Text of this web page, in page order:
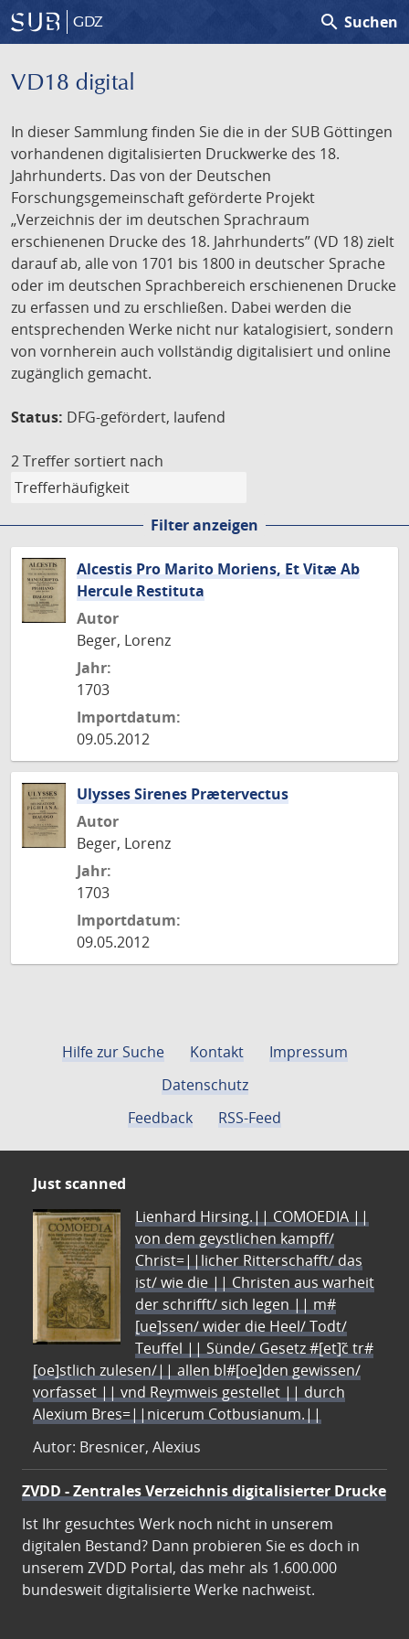
GDZ search Suchen
VD18 digital
In dieser Sammlung finden Sie die in der SUB Göttingen
vorhandenen digitalisierten Druckwerke des 18.
Jahrhunderts. Das von der Deutschen
Forschungsgemeinschaft geförderte Projekt
„Verzeichnis der im deutschen Sprachraum
erschienenen Drucke des 18. Jahrhunderts” (VD 18) zielt
darauf ab, alle von 1701 bis 1800 in deutscher Sprache
oder im deutschen Sprachbereich erschienenen Drucke
zu erfassen und zu erschließen. Dabei werden die
entsprechenden Werke nicht nur katalogisiert, sondern
von vornherein auch vollständig digitalisiert und online
zugänglich gemacht.
Status: DFG-gefördert, laufend
2 Treffer sortiert nach
Filter anzeigen
Alcestis Pro Marito Moriens, Et Vitæ Ab
Hercule Restituta
Autor
Beger, Lorenz
Jahr:
1703
Importdatum:
09.05.2012
Ulysses Sirenes Prætervectus
Autor
Beger, Lorenz
Jahr:
1703
Importdatum:
09.05.2012
Hilfe zur Suche Kontakt
Impressum
Datenschutz
Feedback
RSS-Feed
Just scanned
Lienhard Hirsing.|| COMOEDIA ||
von dem geystlichen kampff/
Christ=||licher Ritterschafft/ das
ist/ wie die || Christen aus warheit
der schrifft/ sich legen || m#
[ue]ssen/ wider die Heel/ Todt/
Teuffel || Sünde/ Gesetz #[et]c̃ tr#
[oe]stlich zulesen/|| allen bl#[oe]den gewissen/
vorfasset || vnd Reymweis gestellet || durch
Alexium Bres=||nicerum Cotbusianum.||
Autor: Bresnicer, Alexius
ZVDD - Zentrales Verzeichnis digitalisierter Drucke
Ist Ihr gesuchtes Werk noch nicht in unserem
digitalen Bestand? Dann probieren Sie es doch in
unserem ZVDD Portal, das mehr als 1.600.000
bundesweit digitalisierte Werke nachweist.